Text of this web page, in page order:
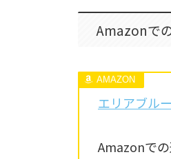
Amazonで
エリアブル
Amazonで